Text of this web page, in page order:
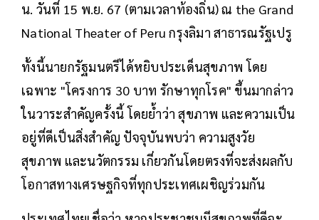
น. วันที่ 15 พ.ย. 67 (ตามเวลาท้องถิ่น) ณ the Grand
National Theater of Peru กรุงลิมา สาธารณรัฐเปรู
ทั้งนี้นายกรัฐมนตรีได้หยิบประเด็นสุขภาพ โดย
เฉพาะ "โครงการ 30 บาท รักษาทุกโรค" ขึ้นมากล่าว
ในวาระสำคัญครั้งนี้ โดยย้ำว่า สุขภาพ และความเป็น
อยู่ที่ดีเป็นสิ่งสำคัญ ปัจจุบันพบว่า ความสูงวัย
สุขภาพ และนวัตกรรม เกี่ยวกันโดยตรงที่จะส่งผลกับ
โอกาสทางเศรษฐกิจที่ทุกประเทศเผชิญร่วมกัน